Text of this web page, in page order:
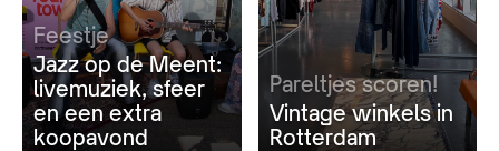
Feestje
Jazz op de Meent:
livemuziek, sfeer
en een extra
koopavond
Pareltjes scoren!
Vintage winkels in
Rotterdam